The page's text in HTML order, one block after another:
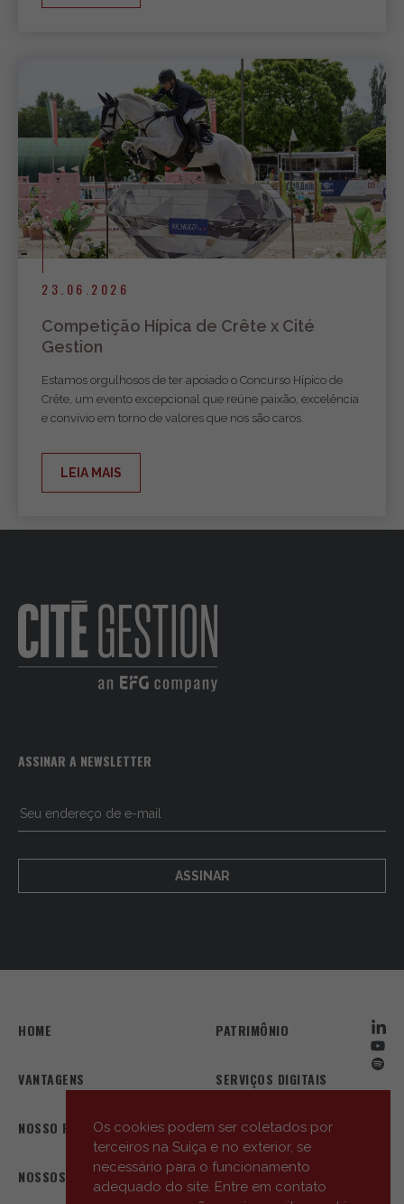
Os cookies podem ser coletados por
terceiros na Suíça e no exterior, se
necessário para o funcionamento
adequado do site. Entre em contato
23.06.2026
Competição Hípica de Crête x Cité
Gestion
Estamos orgulhosos de ter apoiado o Concurso Hípico de
Crête, um evento excepcional que reúne paixão, excelência
e convívio em torno de valores que nos são caros.
LEIA MAIS
ASSINAR A NEWSLETTER
ASSINAR
HOME PATRIMÔNIO
VANTAGENS SERVIÇOS DIGITAIS
NOSSO PERFIL NOSSA EQUIPE
NOSSOS ESCRITÓRIOS AS NOSSAS NOVIDADES